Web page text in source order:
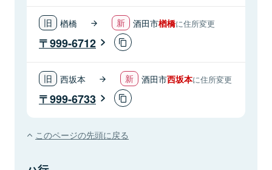
楢橋 酒田市楢橋に住所変更
999-6712
西坂本 酒田市西坂本に住所変更
999-6733
このページの先頭に戻る